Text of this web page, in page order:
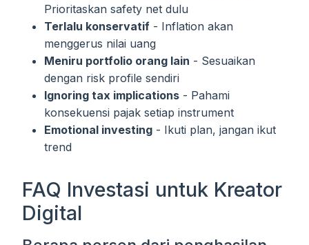
Prioritaskan safety net dulu
Terlalu konservatif - Inflation akan
menggerus nilai uang
Meniru portfolio orang lain - Sesuaikan
dengan risk profile sendiri
Ignoring tax implications - Pahami
konsekuensi pajak setiap instrument
Emotional investing - Ikuti plan, jangan ikut
trend
FAQ Investasi untuk Kreator
Digital